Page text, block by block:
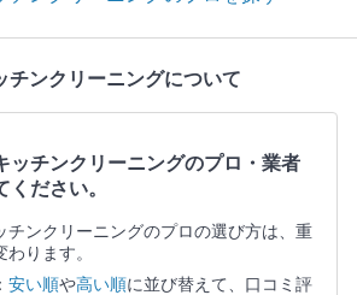
チンクリーニングについて
ッチンクリーニングのプロ・業者
ださい。
チンクリーニングのプロの選び方は、重
ります。
： 安い順や高い順に並び替えて、口コミ評